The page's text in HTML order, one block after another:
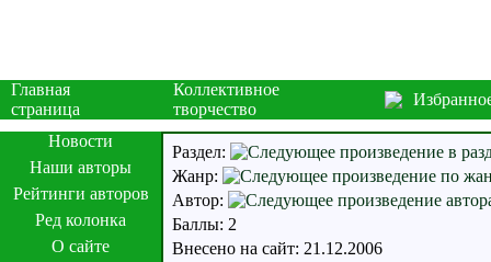
Главная
страница
Коллективное
творчество
Новости
Наши авторы
Рейтинги авторов
Ред колонка
О сайте
Раздел:
Жанр:
Автор:
Баллы: 2
Внесено на сайт: 21.12.2006